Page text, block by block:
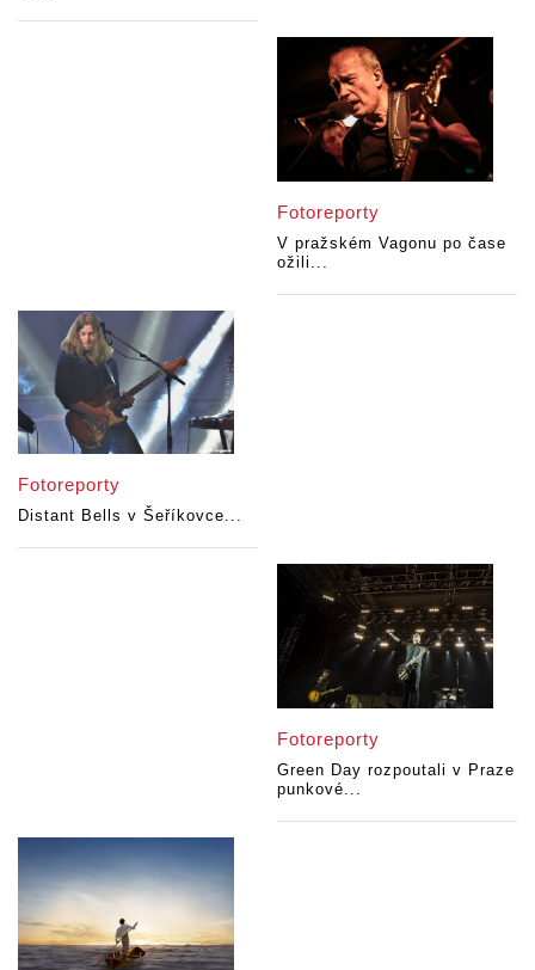
Fotoreporty
V pražském Vagonu po čase
ožili...
Fotoreporty
Distant Bells v Šeříkovce...
Fotoreporty
Green Day rozpoutali v Praze
punkové...